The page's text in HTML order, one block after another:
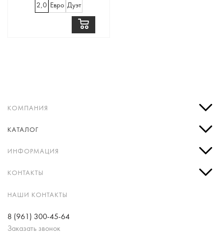
2,0 Евро Дуэт
КОМПАНИЯ
КАТАЛОГ
ИНФОРМАЦИЯ
КОНТАКТЫ
НАШИ КОНТАКТЫ
8 (961) 300-45-64
Заказать звонок